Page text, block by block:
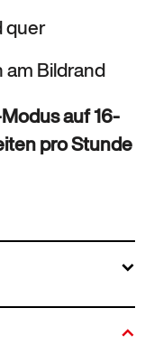
quer
Bildrand
auf 16-
pro Stunde